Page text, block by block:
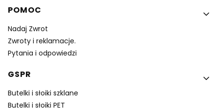
Linki w stopce
POMOC
Nadaj Zwrot
Zwroty i reklamacje.
Pytania i odpowiedzi
GSPR
Butelki i słoiki szklane
Butelki i słoiki PET